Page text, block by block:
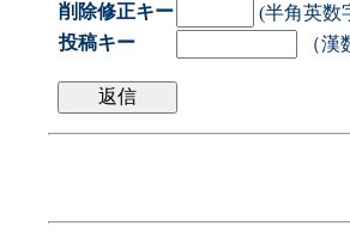
削除修正キー
(半角英数
投稿キー
（漢